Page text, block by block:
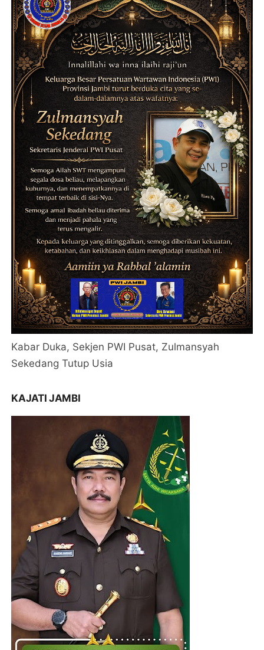
Kabar Duka, Sekjen PWI Pusat, Zulmansyah
Sekedang Tutup Usia
KAJATI JAMBI